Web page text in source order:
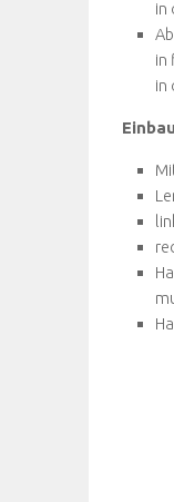
in
in
in